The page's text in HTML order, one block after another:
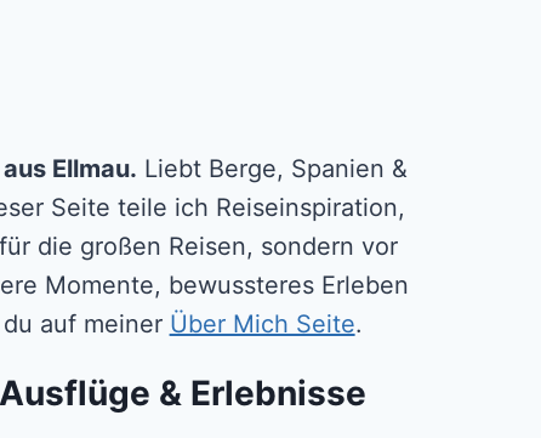
Ellmau. Liebt Berge, Spanien &
Seite teile ich Reiseinspiration,
die großen Reisen, sondern vor
Momente, bewussteres Erleben
auf meiner Über Mich Seite.
& Erlebnisse